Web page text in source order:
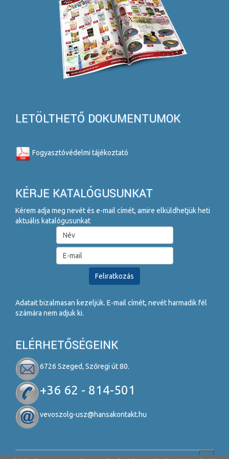
LETÖLTHETŐ DOKUMENTUMOK
Fogyasztóvédelmi tájékoztató
KÉRJE KATALÓGUSUNKAT
Kérem adja meg nevét és e-mail címét, amire elküldhetjük heti
aktuális katalógusunkat
Adatait bizalmasan kezeljük. E-mail címét, nevét harmadik fél
számára nem adjuk ki.
ELÉRHETŐSÉGEINK
6726 Szeged, Szőregi út 80.
+36 62 - 814-501
vevoszolg-usz@hansakontakt.hu